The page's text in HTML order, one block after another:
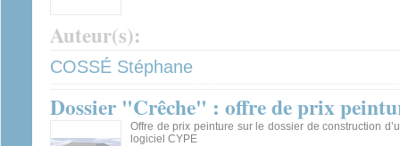
Auteur(s):
COSSÉ Stéphane
Dossier "Crêche" : offre de prix
Offre de prix peinture sur le dossier de construction
logiciel CYPE